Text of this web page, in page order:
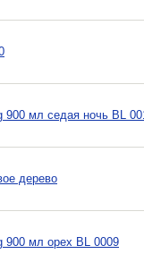
900 мл седая ночь BL
дерево
900 мл орех BL 0009